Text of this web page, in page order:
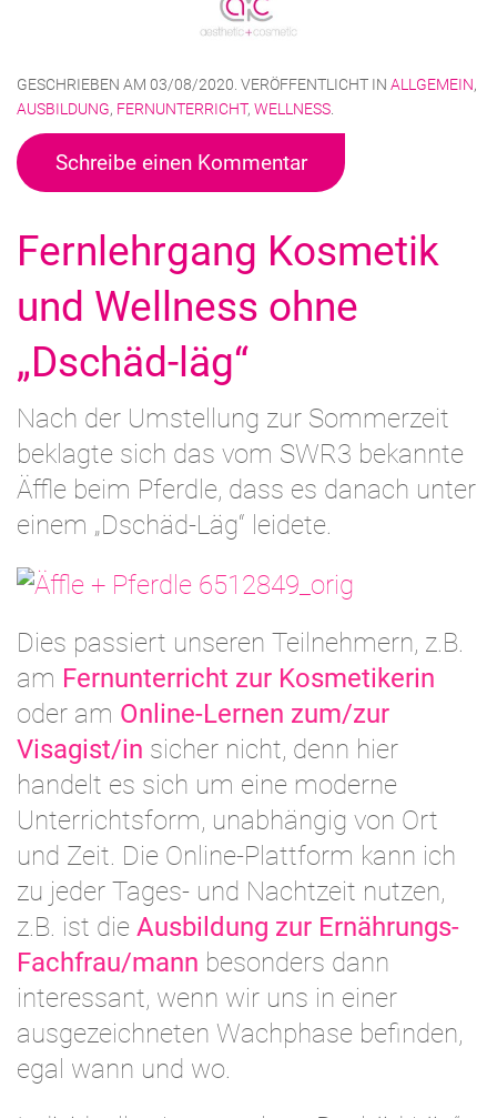
GESCHRIEBEN AM 03/08/2020 . VERÖFFENTLICHT IN ALLGEMEIN,
AUSBILDUNG, FERNUNTERRICHT, WELLNESS
Schreibe einen Kommentar
Fernlehrgang Kosmetik
und Wellness ohne
„Dschäd-läg“
Nach der Umstellung zur Sommerzeit
beklagte sich das vom SWR3 bekannte
Äffle beim Pferdle, dass es danach unter
einem „Dschäd-Läg“ leidete.
Dies passiert unseren Teilnehmern, z.B.
am Fernunterricht zur Kosmetikerin
oder am Online-Lernen zum/zur
Visagist/in sicher nicht, denn hier
handelt es sich um eine moderne
Unterrichtsform, unabhängig von Ort
und Zeit. Die Online-Plattform kann ich
zu jeder Tages- und Nachtzeit nutzen,
z.B. ist die Ausbildung zur Ernährungs-
Fachfrau/mann besonders dann
interessant, wenn wir uns in einer
ausgezeichneten Wachphase befinden,
egal wann und wo.